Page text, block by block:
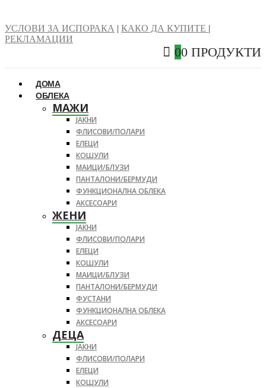
УСЛОВИ ЗА ИСПОРАКА | КАКО ДА КУПИТЕ |
РЕКЛАМАЦИИ
00 ПРОДУКТИ
ДОМА
ОБЛЕКА
МАЖИ
ЈАКНИ
ФЛИСОВИ/ПОЛАРИ
ЕЛЕЦИ
КОШУЛИ
МАИЦИ/БЛУЗИ
ПАНТАЛОНИ/БЕРМУДИ
ФУНКЦИОНАЛНА ОБЛЕКА
АКСЕСОАРИ
ЖЕНИ
ЈАКНИ
ФЛИСОВИ/ПОЛАРИ
ЕЛЕЦИ
КОШУЛИ
МАИЦИ/БЛУЗИ
ПАНТАЛОНИ/БЕРМУДИ
ФУСТАНИ
ФУНКЦИОНАЛНА ОБЛЕКА
АКСЕСОАРИ
ДЕЦА
ЈАКНИ
ФЛИСОВИ/ПОЛАРИ
ЕЛЕЦИ
КОШУЛИ